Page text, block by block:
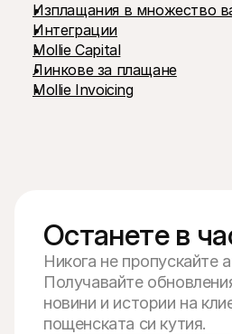
Изплащания в множество
Интеграции
Mollie Capital
Линкове за плащане
Mollie Invoicing
Останете в
Никога не пропускайте
Получавайте
новини и истории на
пощенската си кутия.